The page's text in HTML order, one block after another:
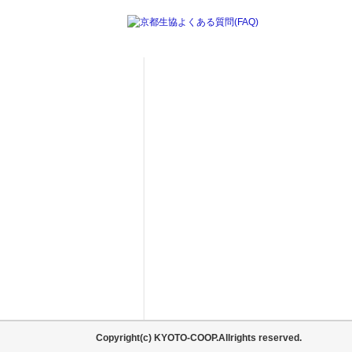
Copyright(c) KYOTO-COOP.Allrights reserved.